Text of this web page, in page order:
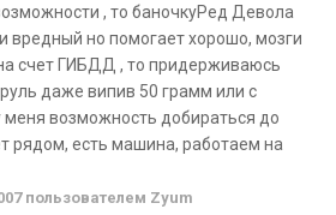
, то баночкуРед Девола
вредный но помогает хорошо, мозги
счет ГИБДД , то придерживаюсь
даже випив 50 грамм или с
меня возможность добираться до
рядом, есть машина, работаем на
пользователем Zyum